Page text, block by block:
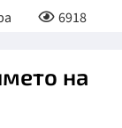
6918
на